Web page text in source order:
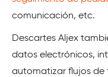
comunicación, etc.
Descartes Aljex
datos electrónicos,
automatizar flujos de